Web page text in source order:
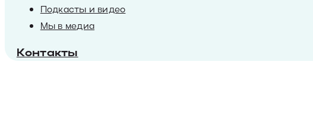
Подкасты и видео
Мы в медиа
Контакты